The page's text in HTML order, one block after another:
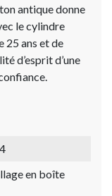
antique donne
le cylindre
25 ans et de
d’esprit d’une
en boîte